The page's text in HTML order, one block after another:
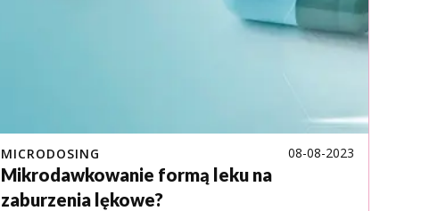
MICRODOSING 08-08-2023
Mikrodawkowanie formą leku na
zaburzenia lękowe?